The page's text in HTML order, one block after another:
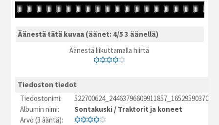
Äänestä tätä kuvaa (äänet: 4/5 3 äänellä)
Äänestä liikuttamalla hiirtä
Tiedoston tiedot
Tiedostonimi:
Albumin nimi:
Sontakuski / Traktorit ja koneet
Arvo (3 ääntä):